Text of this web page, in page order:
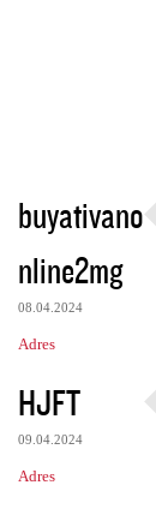
buyativano
nline2mg
08.04.2024
Adres
HJFT
09.04.2024
Adres